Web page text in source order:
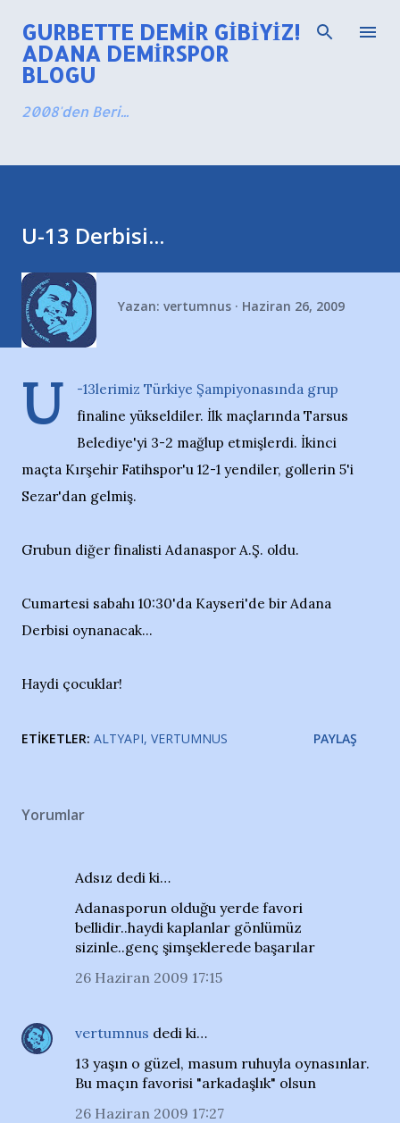
Ana içeriğe atla
GURBETTE DEMIR GIBIYIZ!
ADANA DEMIRSPOR
BLOGU
2008'den Beri...
U-13 Derbisi...
Yazan: vertumnus Haziran 26, 2009
U
-13lerimiz Türkiye Şampiyonasında grup
finaline yükseldiler. İlk maçlarında Tarsus
Belediye'yi 3-2 mağlup etmişlerdi. İkinci
maçta Kırşehir Fatihspor'u 12-1 yendiler, gollerin 5'i
Sezar'dan gelmiş.
Grubun diğer finalisti Adanaspor A.Ş. oldu.
Cumartesi sabahı 10:30'da Kayseri'de bir Adana
Derbisi oynanacak...
Haydi çocuklar!
ETIKETLER: ALTYAPI VERTUMNUS PAYLAŞ
Yorumlar
Adsız dedi ki…
Adanasporun olduğu yerde favori
bellidir..haydi kaplanlar gönlümüz
sizinle..genç şimşeklerede başarılar
26 Haziran 2009 17:15
vertumnus dedi ki…
13 yaşın o güzel, masum ruhuyla oynasınlar.
Bu maçın favorisi "arkadaşlık" olsun
26 Haziran 2009 17:27